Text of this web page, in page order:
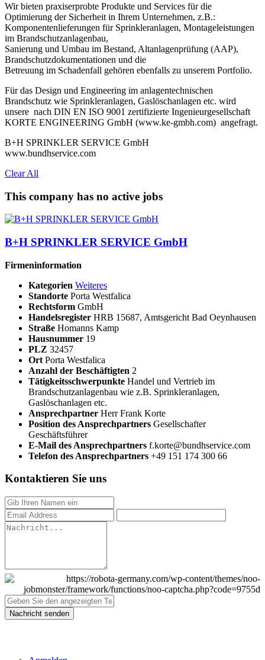
Wir bieten praxiserprobte Produkte und Services für die
Optimierung der Sicherheit in Ihrem Unternehmen, z.B.:
Komponentenlieferungen für Sprinkleranlagen, Montageleistungen
im Brandschutzanlagenbau,
Sanierung und Umbau im Bestand, Altanlagenprüfung (AAP),
Brandschutzdokumentationen und die
Betreuung im Schadenfall gehören ebenfalls zu unserem Portfolio.
Für das Design und Engineering im anlagentechnischen
Brandschutz wie Sprinkleranlagen, Gaslöschanlagen etc. wird
unsere nach DIN EN ISO 9001 zertifizierte Ingenieurgesellschaft
KORTE ENGINEERING GmbH (www.ke-gmbh.com) angefragt.
B+H SPRINKLER SERVICE GmbH
www.bundhservice.com
Clear All
This company has no active jobs
B+H SPRINKLER SERVICE GmbH
Firmeninformation
Kategorien Weiteres
Standorte Porta Westfalica
Rechtsform GmbH
Handelsregister HRB 15687, Amtsgericht Bad Oeynhausen
Straße Homanns Kamp
Hausnummer 19
PLZ 32457
Ort Porta Westfalica
Anzahl der Beschäftigten 2
Tätigkeitsschwerpunkte Handel und Vertrieb im
Brandschutzanlagenbau wie z.B. Sprinkleranlagen,
Gaslöschanlagen etc.
Ansprechpartner Herr Frank Korte
Position des Ansprechpartners Gesellschafter
Geschäftsführer
E-Mail des Ansprechpartners f.korte@bundhservice.com
Telefon des Ansprechpartners +49 151 174 300 66
Kontaktieren Sie uns
Nachricht senden